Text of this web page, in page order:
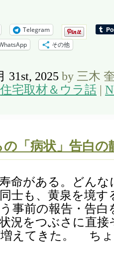
Telegram
その他
31st, 2025 by 三木
住宅取材＆ウラ話 |
の「病状」告白
命がある。どんな
士も、黄泉を境
事前の報告・告
況をつぶさに直
えてきた。 ちょ